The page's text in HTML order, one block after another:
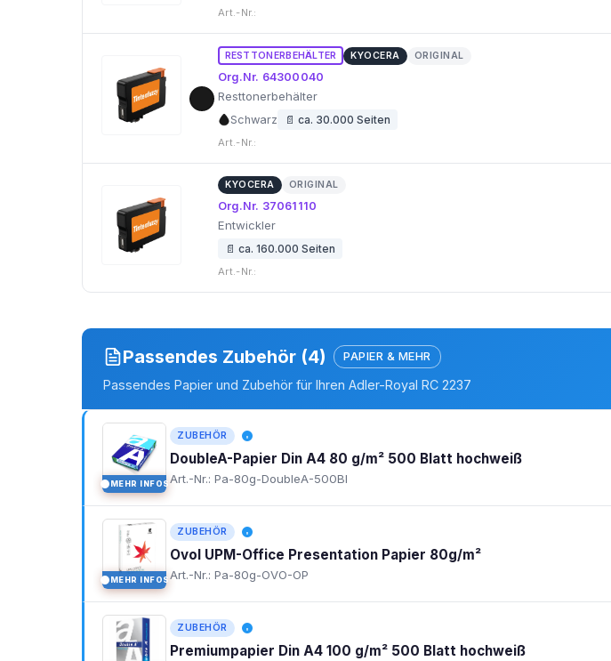
Art.-Nr.:
RESTTONERBEHÄLTER KYOCERA ORIGINAL
Org.Nr. 64300040
Resttonerbehälter
Schwarz 📄 ca. 30.000 Seiten
Art.-Nr.:
KYOCERA ORIGINAL
Org.Nr. 37061110
Entwickler
📄 ca. 160.000 Seiten
Art.-Nr.:
Passendes Zubehör (4) PAPIER & MEHR
Passendes Papier und Zubehör für Ihren Adler-Royal RC 2237
MEHR INFOS
ZUBEHÖR
DoubleA-Papier Din A4 80 g/m² 500 Blatt hochweiß
Art.-Nr.: Pa-80g-DoubleA-500Bl
MEHR INFOS
ZUBEHÖR
Ovol UPM-Office Presentation Papier 80g/m²
Art.-Nr.: Pa-80g-OVO-OP
ZUBEHÖR
Premiumpapier Din A4 100 g/m² 500 Blatt hochweiß